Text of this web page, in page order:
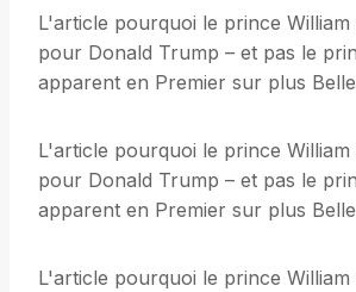
L'article pourquoi le prince William
pour Donald Trump – et pas le
apparent en Premier sur plus
L'article pourquoi le prince William
pour Donald Trump – et pas le
apparent en Premier sur plus
L'article pourquoi le prince William